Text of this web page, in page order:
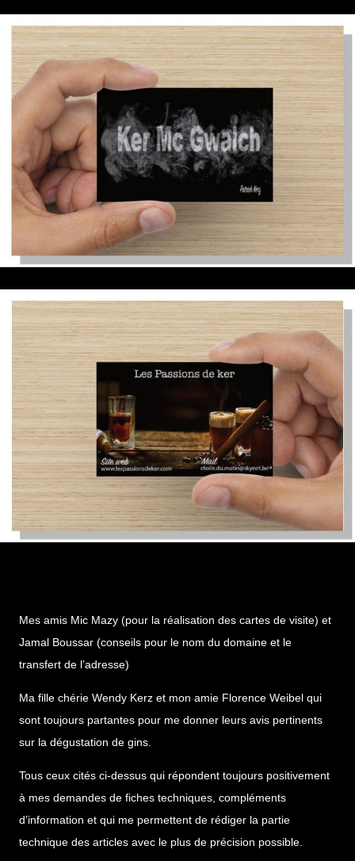
Mes amis Mic Mazy (pour la réalisation des cartes de visite) et
Jamal Boussar (conseils pour le nom du domaine et le
transfert de l’adresse)
Ma fille chérie Wendy Kerz et mon amie Florence Weibel qui
sont toujours partantes pour me donner leurs avis pertinents
sur la dégustation de gins.
Tous ceux cités ci-dessus qui répondent toujours positivement
à mes demandes de fiches techniques, compléments
d’information et qui me permettent de rédiger la partie
technique des articles avec le plus de précision possible.